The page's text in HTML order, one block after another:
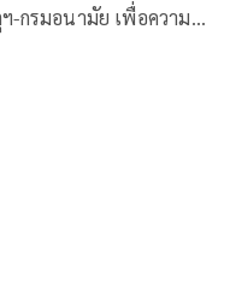
กรมอนามัย เพื่อความ